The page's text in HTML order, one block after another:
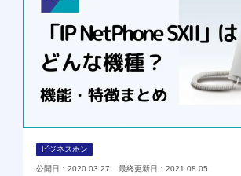
ビジネスホン
公開日：2020.03.27 最終更新日：2021.08.05